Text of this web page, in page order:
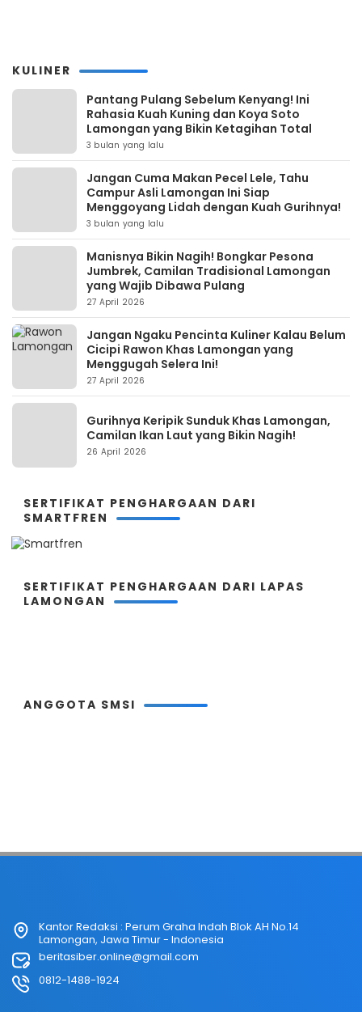
KULINER
Pantang Pulang Sebelum Kenyang! Ini
Rahasia Kuah Kuning dan Koya Soto
Lamongan yang Bikin Ketagihan Total
3 bulan yang lalu
Jangan Cuma Makan Pecel Lele, Tahu
Campur Asli Lamongan Ini Siap
Menggoyang Lidah dengan Kuah Gurihnya!
3 bulan yang lalu
Manisnya Bikin Nagih! Bongkar Pesona
Jumbrek, Camilan Tradisional Lamongan
yang Wajib Dibawa Pulang
27 April 2026
Jangan Ngaku Pencinta Kuliner Kalau Belum
Cicipi Rawon Khas Lamongan yang
Menggugah Selera Ini!
27 April 2026
Gurihnya Keripik Sunduk Khas Lamongan,
Camilan Ikan Laut yang Bikin Nagih!
26 April 2026
SERTIFIKAT PENGHARGAAN DARI
SMARTFREN
SERTIFIKAT PENGHARGAAN DARI LAPAS
LAMONGAN
ANGGOTA SMSI
Kantor Redaksi : Perum Graha Indah Blok AH No.14
Lamongan, Jawa Timur - Indonesia
beritasiber.online@gmail.com
0812-1488-1924